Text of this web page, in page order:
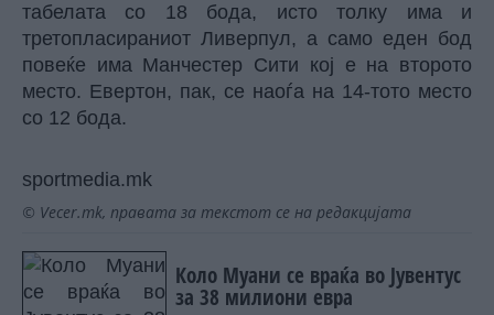
табелата со 18 бода, исто толку има и
третопласираниот Ливерпул, а само еден бод
повеќе има Манчестер Сити кој е на второто
место. Евертон, пак, се наоѓа на 14-тото место
со 12 бода.
sportmedia.mk
© Vecer.mk, правата за текстот се на редакцијата
Коло Муани се враќа во Јувентус
за 38 милиони евра